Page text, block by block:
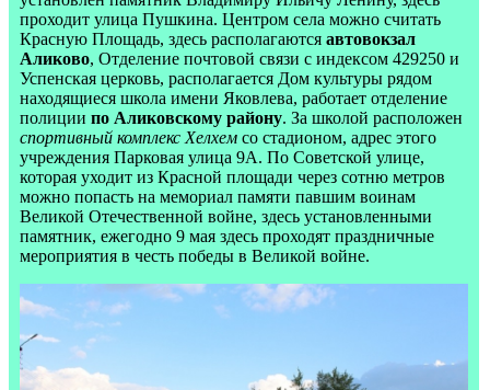
проходит улица Пушкина. Центром села можно считать
Красную Площадь, здесь располагаются автовокзал
Аликово, Отделение почтовой связи с индексом 429250 и
Успенская церковь, располагается Дом культуры рядом
находящиеся школа имени Яковлева, работает отделение
полиции по Аликовскому району. За школой расположен
спортивный комплекс Хелхем со стадионом, адрес этого
учреждения Парковая улица 9A. По Советской улице,
которая уходит из Красной площади через сотню метров
можно попасть на мемориал памяти павшим воинам
Великой Отечественной войне, здесь установленными
памятник, ежегодно 9 мая здесь проходят праздничные
мероприятия в честь победы в Великой войне.